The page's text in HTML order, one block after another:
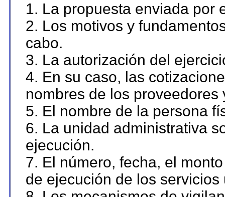
1. La propuesta enviada por
2. Los motivos y
cabo.
3. La autorización del
4. En su caso, las
nombres de los proveedores
5. El nombre de la persona
6. La unidad administrativa
ejecución.
7. El número, fecha, el
de ejecución de los servicios